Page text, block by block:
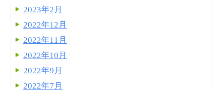
2023年2月
2022年12月
2022年11月
2022年10月
2022年9月
2022年7月